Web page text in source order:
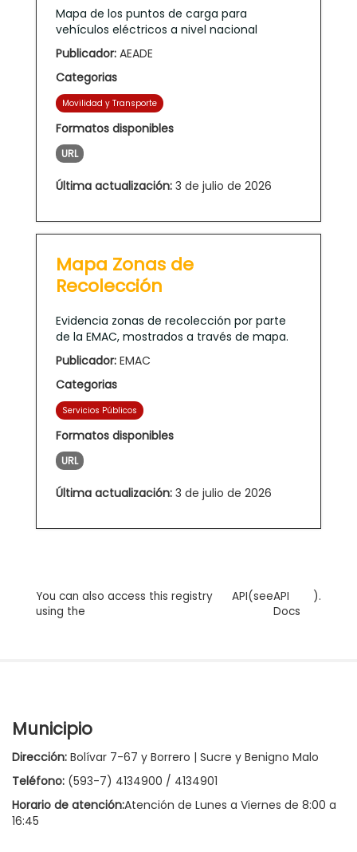
Mapa de los puntos de carga para
vehículos eléctricos a nivel nacional
Publicador: AEADE
Categorias
Movilidad y Transporte
Formatos disponibles
URL
Última actualización: 3 de julio de 2026
Mapa Zonas de
Recolección
Evidencia zonas de recolección por parte
de la EMAC, mostrados a través de mapa.
Publicador: EMAC
Categorias
Servicios Públicos
Formatos disponibles
URL
Última actualización: 3 de julio de 2026
You can also access this registry
using the
API(seeAPI
Docs
).
Municipio
Dirección: Bolívar 7-67 y Borrero | Sucre y Benigno Malo
Teléfono: (593-7) 4134900 / 4134901
Horario de atención:Atención de Lunes a Viernes de 8:00 a
16:45